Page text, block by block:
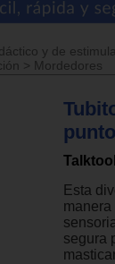
y de
> Mordedores
Esta
segura